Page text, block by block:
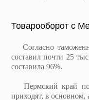
Товарооборот с
Согласно
составил почти 25
составила 96%.
Пермский край
приходят, в основном,